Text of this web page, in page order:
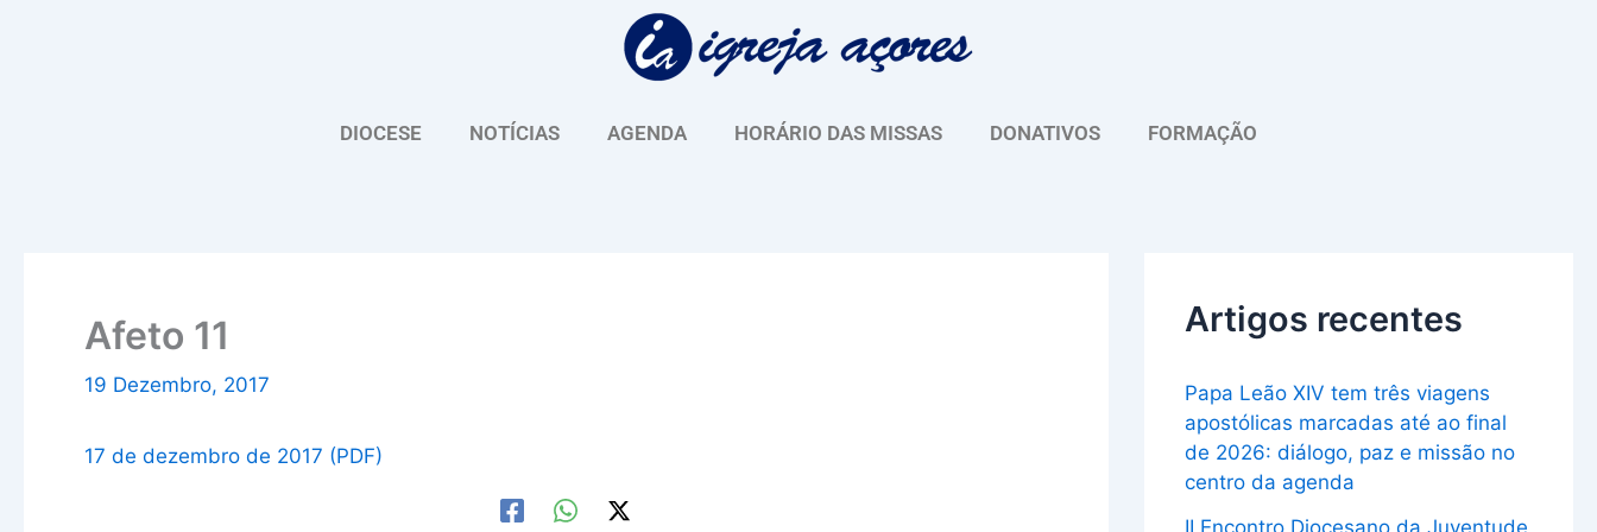
DIOCESE NOTÍCIAS AGENDA HORÁRIO DAS MISSAS DONATIVOS FORMAÇÃO
Afeto 11
19 Dezembro, 2017
17 de dezembro de 2017 (PDF)
Artigos recentes
Papa Leão XIV tem três viagens
apostólicas marcadas até ao final
de 2026: diálogo, paz e missão no
centro da agenda
II Encontro Diocesano da Juventude
u